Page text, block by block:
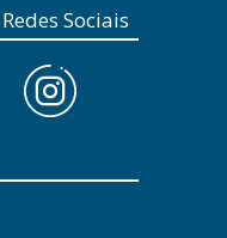
Sociais